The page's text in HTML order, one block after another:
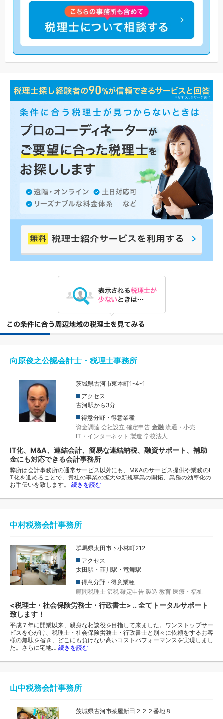
向原俊之公認会計士・税理士事務所
茨城県古河市東本町1-4-1
アクセス
古河駅から3分
得意分野・得意業種
資金調達 会社設立 確定申告 金融 流通・小売
IT・インターネット 製造 学校法人
IT化、M&A、連結会計、簡易な連結納税、融資サポート、補助
金にも対応できる会計事務所
弊所は会計事務所の通常サービス以外にも、M&Aのサービス提供や業務のI
T化を進めることで、貴社の事業の拡大や新規事業の開拓、業務の効率化の
お手伝いを致します。 続きを読む
中村税務会計事務所
群馬県太田市下小林町212
アクセス
太田駅・韮川駅・竜舞駅
得意分野・得意業種
顧問税理士 節税 確定申告 製造 教育 医療・福祉
<税理士・社会保険労務士・行政書士> .. 全てトータルサポート
致します！
平成７年に開業以来、親身な相談役を目指して来ました。ワンストップサー
ビスを心がけ、税理士・社会保険労務士・行政書士と別々に依頼をするお客
様の無駄を省き、どこにも負けない高いコストパフォーマンスを実現しまし
た。さらに宅地… 続きを読む
山中税務会計事務所
茨城県古河市茶屋新田２２２番地８